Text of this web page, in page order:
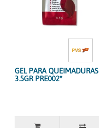
GEL PARA QUEIMADURAS
3.5GR PRE002*